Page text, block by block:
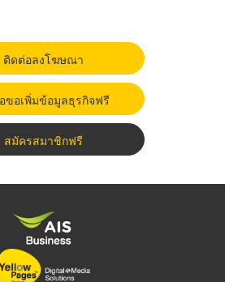
ติดต่อลงโฆษณา
ขอเพิ่มข้อมูลธุรกิจฟรี
สมัครสมาชิกฟรี